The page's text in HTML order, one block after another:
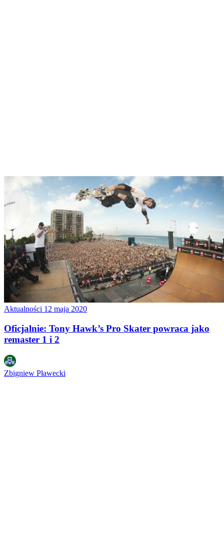
Aktualności 12 maja 2020
Oficjalnie: Tony Hawk’s Pro Skater powraca jako
remaster 1 i 2
Zbigniew Pławecki